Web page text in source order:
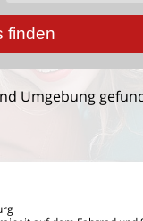
Umgebung